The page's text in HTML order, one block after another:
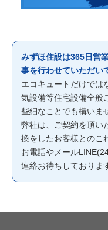
みずほ住設は365日営
事を行わせていただい
エコキュートだけでは
気設備等住宅設備全般
些細なことでも構いま
弊社は、ご契約を頂い
換をしたお客様とのこ
お電話やメール
連絡お待ちしておりま